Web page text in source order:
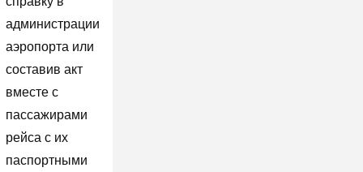
администрации
аэропорта или
составив акт
вместе с
пассажирами
рейса с их
паспортными